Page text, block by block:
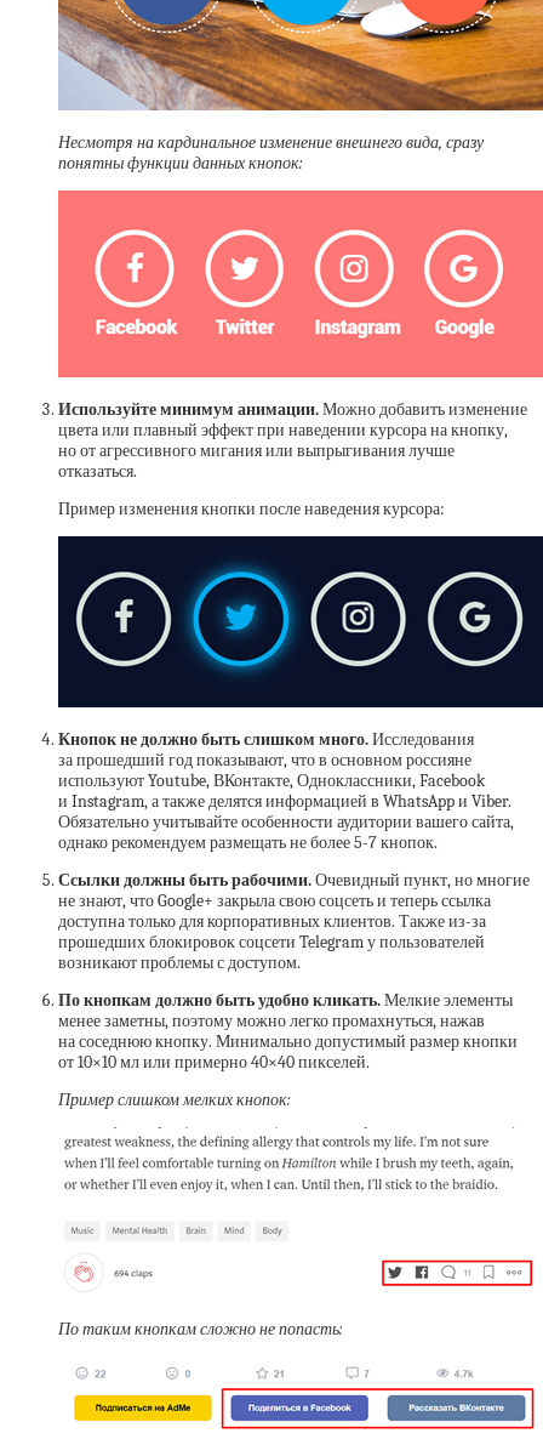
Несмотря на кардинальное изменение внешнего вида, сразу
понятны функции данных кнопок:
Используйте минимум анимации.Можно добавить изменение
цвета или плавный эффект при наведении курсора на кнопку,
но от агрессивного мигания или выпрыгивания лучше
отказаться.
Пример изменения кнопки после наведения курсора:
Кнопок не должно быть слишком много.Исследования
за прошедший год показывают, что в основном россияне
используют Youtube, ВКонтакте, Одноклассники, Facebook
и Instagram, а также делятся информацией в WhatsApp и Viber.
Обязательно учитывайте особенности аудитории вашего сайта,
однако рекомендуем размещать не более 5-7 кнопок.
Ссылки должны быть рабочими.Очевидный пункт, но многие
не знают, что Google+ закрыла свою соцсеть и теперь ссылка
доступна только для корпоративных клиентов. Также из-за
прошедших блокировок соцсети Telegram у пользователей
возникают проблемы с доступом.
По кнопкам должно быть удобно кликать.Мелкие элементы
менее заметны, поэтому можно легко промахнуться, нажав
на соседнюю кнопку. Минимально допустимый размер кнопки
от 10×10 мл или примерно 40×40 пикселей.
Пример слишком мелких кнопок:
По таким кнопкам сложно не попасть: